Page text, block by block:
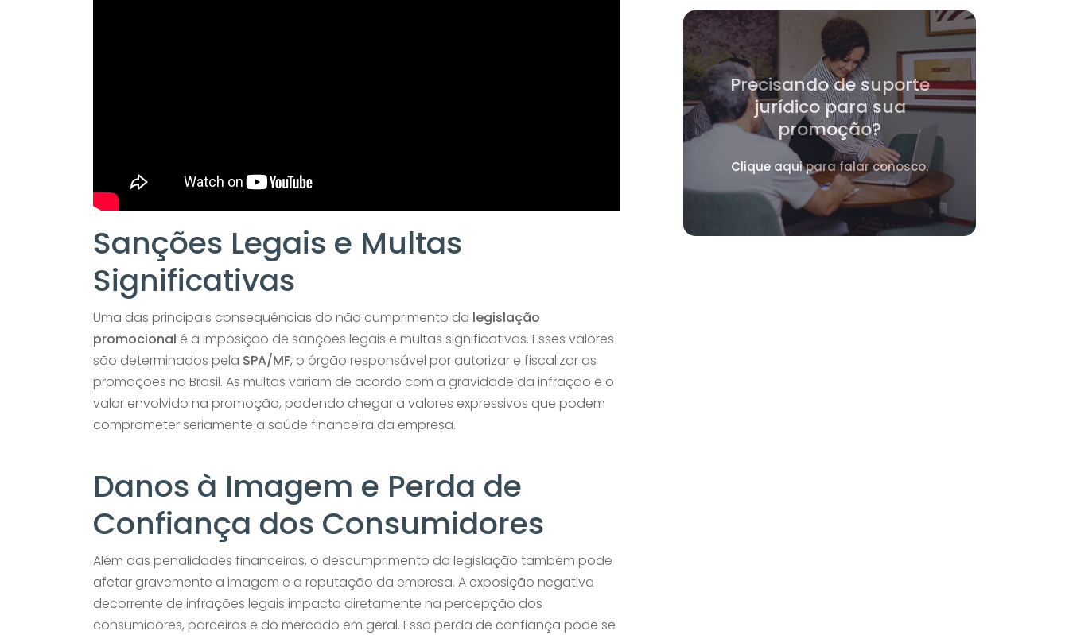
Sanções Legais e Multas
Significativas
Uma das principais consequências do não cumprimento da legislação
promocional é a imposição de sanções legais e multas significativas. Esses valores
são determinados pela SPA/MF, o órgão responsável por autorizar e fiscalizar as
promoções no Brasil. As multas variam de acordo com a gravidade da infração e o
valor envolvido na promoção, podendo chegar a valores expressivos que podem
comprometer seriamente a saúde financeira da empresa.
Danos à Imagem e Perda de
Confiança dos Consumidores
Além das penalidades financeiras, o descumprimento da legislação também pode
afetar gravemente a imagem e a reputação da empresa. A exposição negativa
decorrente de infrações legais impacta diretamente na percepção dos
consumidores, parceiros e do mercado em geral. Essa perda de confiança pode se
Precisando de suporte
jurídico para sua
promoção?
Clique aqui para falar conosco.